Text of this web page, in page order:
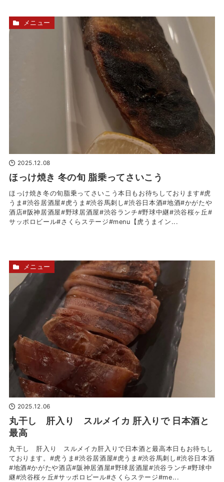
2025.12.08
ほっけ焼き 冬の旬 脂乗ってさいこう
ほっけ焼き冬の旬脂乗ってさいこう本日もお待ちしております#虎
うま#渋谷居酒屋#虎うま#渋谷馬刺し#渋谷日本酒#地酒#かがたや
酒店#阪神居酒屋#野球居酒屋#渋谷ランチ#野球中継#渋谷桜ヶ丘#
サッポロビール#さくらステージ#menu【虎うまイン...
メニュー
2025.12.06
丸干し 肝入り スルメイカ 肝入りで 日本酒と
最高
丸干し 肝入り スルメイカ肝入りで日本酒と最高本日もお待ちし
ております。#虎うま#渋谷居酒屋#虎うま#渋谷馬刺し#渋谷日本酒
#地酒#かがたや酒店#阪神居酒屋#野球居酒屋#渋谷ランチ#野球中
継#渋谷桜ヶ丘#サッポロビール#さくらステージ#me...
メニュー